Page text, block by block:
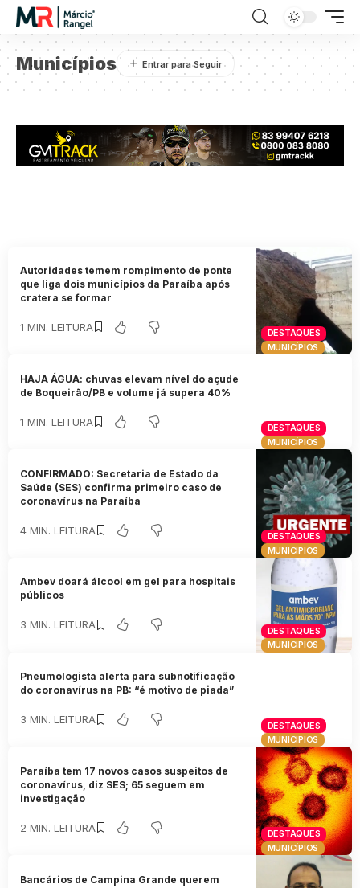
Municípios
DESTAQUES
MUNICÍPIOS
Autoridades temem rompimento de ponte
que liga dois municípios da Paraíba após
cratera se formar
1 MIN. LEITURA
DESTAQUES
MUNICÍPIOS
HAJA ÁGUA: chuvas elevam nível do açude
de Boqueirão/PB e volume já supera 40%
1 MIN. LEITURA
DESTAQUES
MUNICÍPIOS
CONFIRMADO: Secretaria de Estado da
Saúde (SES) confirma primeiro caso de
coronavírus na Paraíba
4 MIN. LEITURA
DESTAQUES
MUNICÍPIOS
Ambev doará álcool em gel para hospitais
públicos
3 MIN. LEITURA
DESTAQUES
MUNICÍPIOS
Pneumologista alerta para subnotificação
do coronavírus na PB: “é motivo de piada”
3 MIN. LEITURA
DESTAQUES
MUNICÍPIOS
Paraíba tem 17 novos casos suspeitos de
coronavírus, diz SES; 65 seguem em
investigação
2 MIN. LEITURA
Bancários de Campina Grande querem